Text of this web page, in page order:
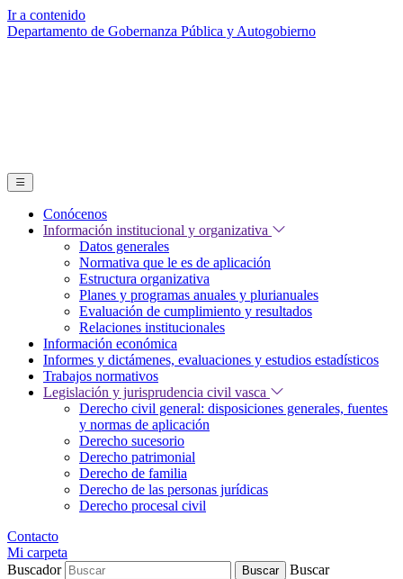
Ir a contenido
Departamento de Gobernanza Pública y Autogobierno
Conócenos
Información institucional y organizativa
Datos generales
Normativa que le es de aplicación
Estructura organizativa
Planes y programas anuales y plurianuales
Evaluación de cumplimiento y resultados
Relaciones institucionales
Información económica
Informes y dictámenes, evaluaciones y estudios estadísticos
Trabajos normativos
Legislación y jurisprudencia civil vasca
Derecho civil general: disposiciones generales, fuentes
y normas de aplicación
Derecho sucesorio
Derecho patrimonial
Derecho de familia
Derecho de las personas jurídicas
Derecho procesal civil
Contacto
Mi carpeta
Buscador
Buscar